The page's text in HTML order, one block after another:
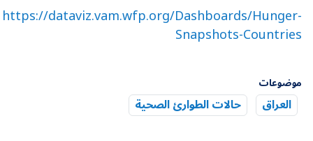
https://dataviz.vam.wfp.org/Dashboards/Hunger-
Snapshots-Countries
موضوعات
العراق حالات الطوارئ الصحية